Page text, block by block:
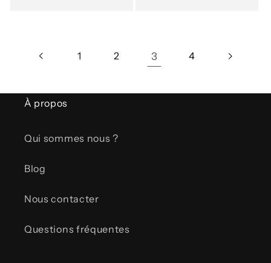
1 2 3 4
À propos
Qui sommes nous ?
Blog
Nous contacter
Questions fréquentes